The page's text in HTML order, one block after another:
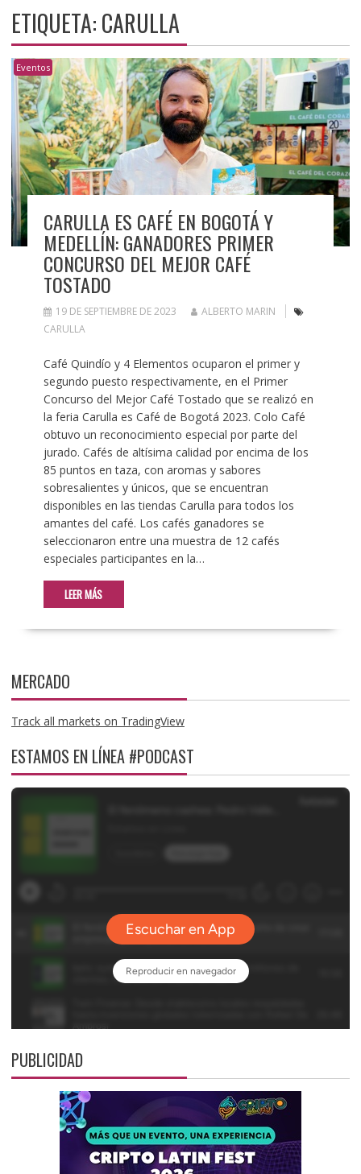
ETIQUETA:CARULLA
Eventos
CARULLA ES CAFÉ EN BOGOTÁ Y
MEDELLÍN: GANADORES PRIMER
CONCURSO DEL MEJOR CAFÉ
TOSTADO
19 DE SEPTIEMBRE DE 2023
ALBERTO MARIN
CARULLA
Café Quindío y 4 Elementos ocuparon el primer y
segundo puesto respectivamente, en el Primer
Concurso del Mejor Café Tostado que se realizó en
la feria Carulla es Café de Bogotá 2023. Colo Café
obtuvo un reconocimiento especial por parte del
jurado. Cafés de altísima calidad por encima de los
85 puntos en taza, con aromas y sabores
sobresalientes y únicos, que se encuentran
disponibles en las tiendas Carulla para todos los
amantes del café. Los cafés ganadores se
seleccionaron entre una muestra de 12 cafés
especiales participantes en la…
LEER MÁS
MERCADO
Track all markets on TradingView
ESTAMOS EN LÍNEA #PODCAST
PUBLICIDAD